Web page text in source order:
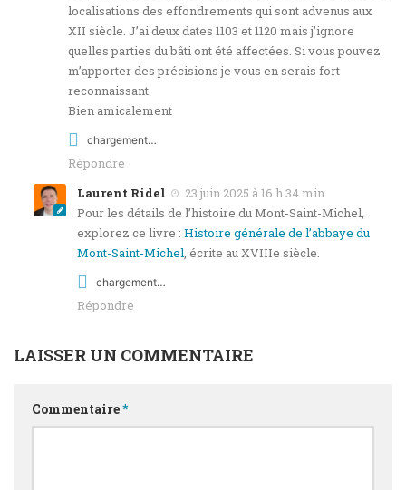
localisations des effondrements qui sont advenus aux
XII siècle. J’ai deux dates 1103 et 1120 mais j’ignore
quelles parties du bâti ont été affectées. Si vous pouvez
m’apporter des précisions je vous en serais fort
reconnaissant.
Bien amicalement
chargement…
Répondre
Laurent Ridel
23 juin 2025 à 16 h 34 min
Pour les détails de l’histoire du Mont-Saint-Michel,
explorez ce livre : Histoire générale de l’abbaye du
Mont-Saint-Michel, écrite au XVIIIe siècle.
chargement…
Répondre
LAISSER UN COMMENTAIRE
Commentaire*